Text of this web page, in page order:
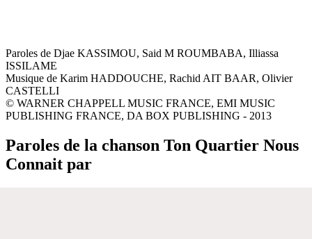
Paroles de Djae KASSIMOU, Said M ROUMBABA, Illiassa
ISSILAME
Musique de Karim HADDOUCHE, Rachid AIT BAAR, Olivier
CASTELLI
© WARNER CHAPPELL MUSIC FRANCE, EMI MUSIC
PUBLISHING FRANCE, DA BOX PUBLISHING - 2013
Paroles de la chanson Ton Quartier Nous
Connait par